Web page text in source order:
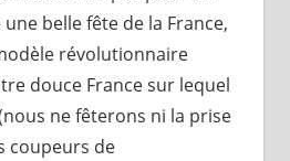
belle fête de la France,
révolutionnaire
douce France sur lequel
ne fêterons ni la prise
coupeurs de